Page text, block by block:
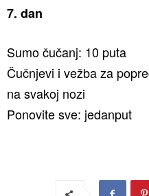
7. dan
Sumo čučanj: 10 puta
Čučnjevi i vežba za
na svakoj nozi
Ponovite sve: jedanput